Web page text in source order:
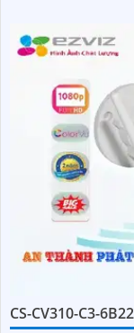
CS-CV310-C3-